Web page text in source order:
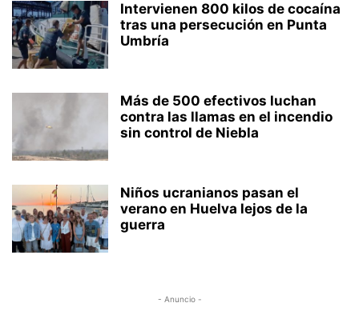
Intervienen 800 kilos de cocaína
tras una persecución en Punta
Umbría
Más de 500 efectivos luchan
contra las llamas en el incendio
sin control de Niebla
Niños ucranianos pasan el
verano en Huelva lejos de la
guerra
- Anuncio -